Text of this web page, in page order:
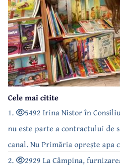
Cele mai citite
1.
5492 Irina Nistor în
nu este parte a contractului de
canal. Nu Primăria oprește apa
2.
2929 La Câmpina,